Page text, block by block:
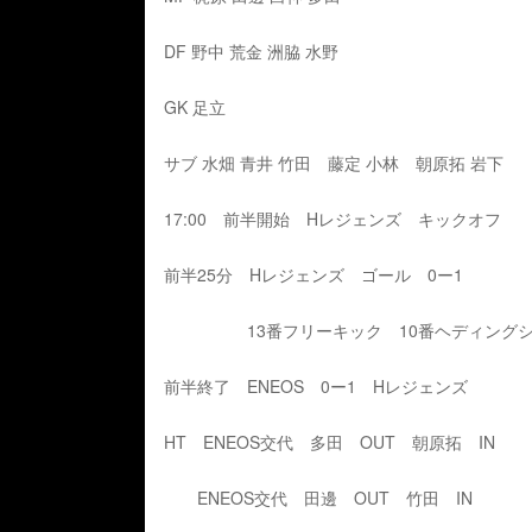
DF 野中 荒金 洲脇 水野
GK 足立
サブ 水畑 青井 竹田 藤定 小林 朝原拓 岩下
17:00 前半開始 Hレジェンズ キックオフ
前半25分 Hレジェンズ ゴール 0ー1
13番フリーキック 10番ヘディングシ
前半終了 ENEOS 0ー1 Hレジェンズ
HT ENEOS交代 多田 OUT 朝原拓 IN
ENEOS交代 田邊 OUT 竹田 IN